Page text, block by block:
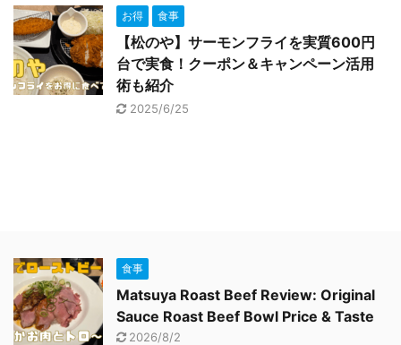
お得 食事
【松のや】サーモンフライを実質600円
台で実食！クーポン＆キャンペーン活用
術も紹介
2025/6/25
食事
Matsuya Roast Beef Review: Original
Sauce Roast Beef Bowl Price & Taste
2026/8/2